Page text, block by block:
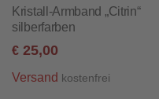
Kristall-Armband „Citrin“
silberfarben
€ 25,00
Versand kostenfrei